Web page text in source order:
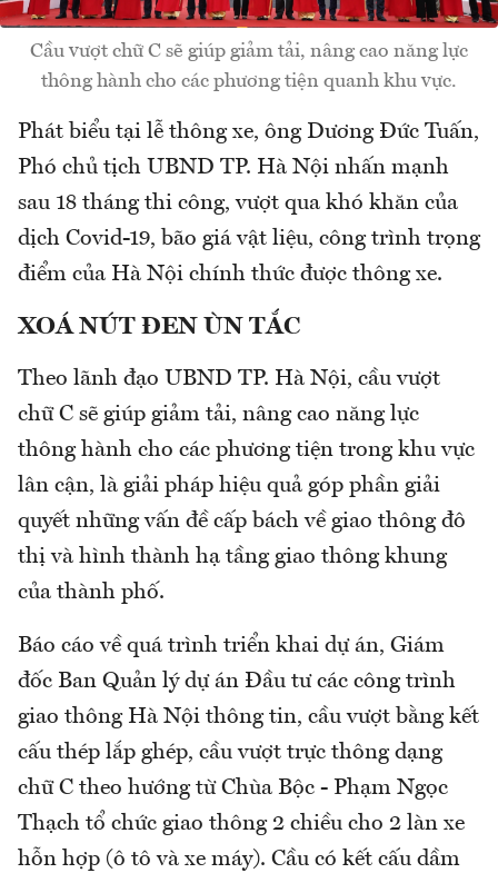
Cầu vượt chữ C sẽ giúp giảm tải, nâng cao năng lực
thông hành cho các phương tiện quanh khu vực.
Phát biểu tại lễ thông xe, ông Dương Đức Tuấn,
Phó chủ tịch UBND TP. Hà Nội nhấn mạnh
sau 18 tháng thi công, vượt qua khó khăn của
dịch Covid-19, bão giá vật liệu, công trình trọng
điểm của Hà Nội chính thức được thông xe.
XOÁ NÚT ĐEN ÙN TẮC
Theo lãnh đạo UBND TP. Hà Nội, cầu vượt
chữ C sẽ giúp giảm tải, nâng cao năng lực
thông hành cho các phương tiện trong khu vực
lân cận, là giải pháp hiệu quả góp phần giải
quyết những vấn đề cấp bách về giao thông đô
thị và hình thành hạ tầng giao thông khung
của thành phố.
Báo cáo về quá trình triển khai dự án, Giám
đốc Ban Quản lý dự án Đầu tư các công trình
giao thông Hà Nội thông tin, cầu vượt bằng kết
cấu thép lắp ghép, cầu vượt trực thông dạng
chữ C theo hướng từ Chùa Bộc - Phạm Ngọc
Thạch tổ chức giao thông 2 chiều cho 2 làn xe
hỗn hợp (ô tô và xe máy). Cầu có kết cấu dầm